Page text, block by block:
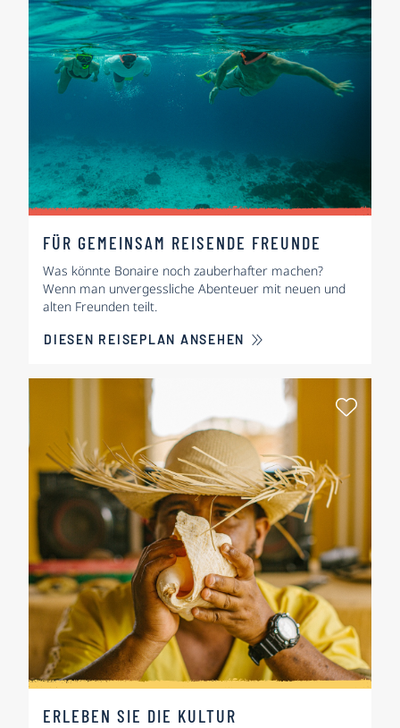
FÜR GEMEINSAM REISENDE FREUNDE
Was könnte Bonaire noch zauberhafter machen?
Wenn man unvergessliche Abenteuer mit neuen und
alten Freunden teilt.
DIESEN REISEPLAN ANSEHEN
Als
ERLEBEN SIE DIE KULTUR